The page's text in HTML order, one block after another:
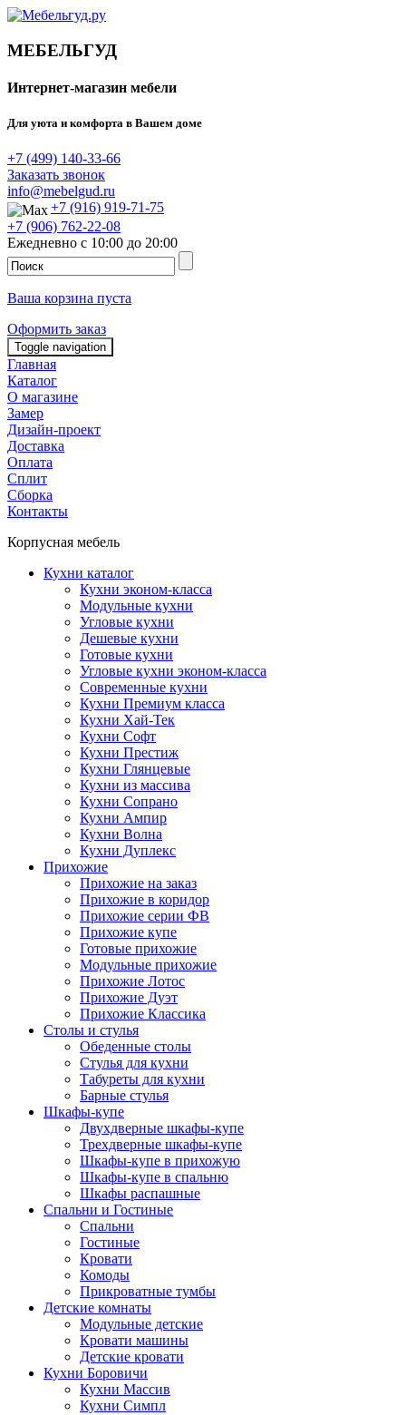
МЕБЕЛЬГУД
Интернет-магазин мебели
Для уюта и комфорта в Вашем доме
+7 (499) 140-33-66
Заказать звонок
info@mebelgud.ru
+7 (916) 919-71-75
+7 (906) 762-22-08
Ежедневно с 10:00 до 20:00
Ваша корзина пуста
Оформить заказ
Toggle navigation
Главная
Каталог
О магазине
Замер
Дизайн-проект
Доставка
Оплата
Сплит
Сборка
Контакты
Корпусная мебель
Кухни каталог
Кухни эконом-класса
Модульные кухни
Угловые кухни
Дешевые кухни
Готовые кухни
Угловые кухни эконом-класса
Современные кухни
Кухни Премиум класса
Кухни Хай-Тек
Кухни Софт
Кухни Престиж
Кухни Глянцевые
Кухни из массива
Кухни Сопрано
Кухни Ампир
Кухни Волна
Кухни Дуплекс
Прихожие
Прихожие на заказ
Прихожие в коридор
Прихожие серии ФВ
Прихожие купе
Готовые прихожие
Модульные прихожие
Прихожие Лотос
Прихожие Дуэт
Прихожие Классика
Столы и стулья
Обеденные столы
Стулья для кухни
Табуреты для кухни
Барные стулья
Шкафы-купе
Двухдверные шкафы-купе
Трехдверные шкафы-купе
Шкафы-купе в прихожую
Шкафы-купе в спальню
Шкафы распашные
Спальни и Гостиные
Спальни
Гостиные
Кровати
Комоды
Прикроватные тумбы
Детские комнаты
Модульные детские
Кровати машины
Детские кровати
Кухни Боровичи
Кухни Массив
Кухни Симпл